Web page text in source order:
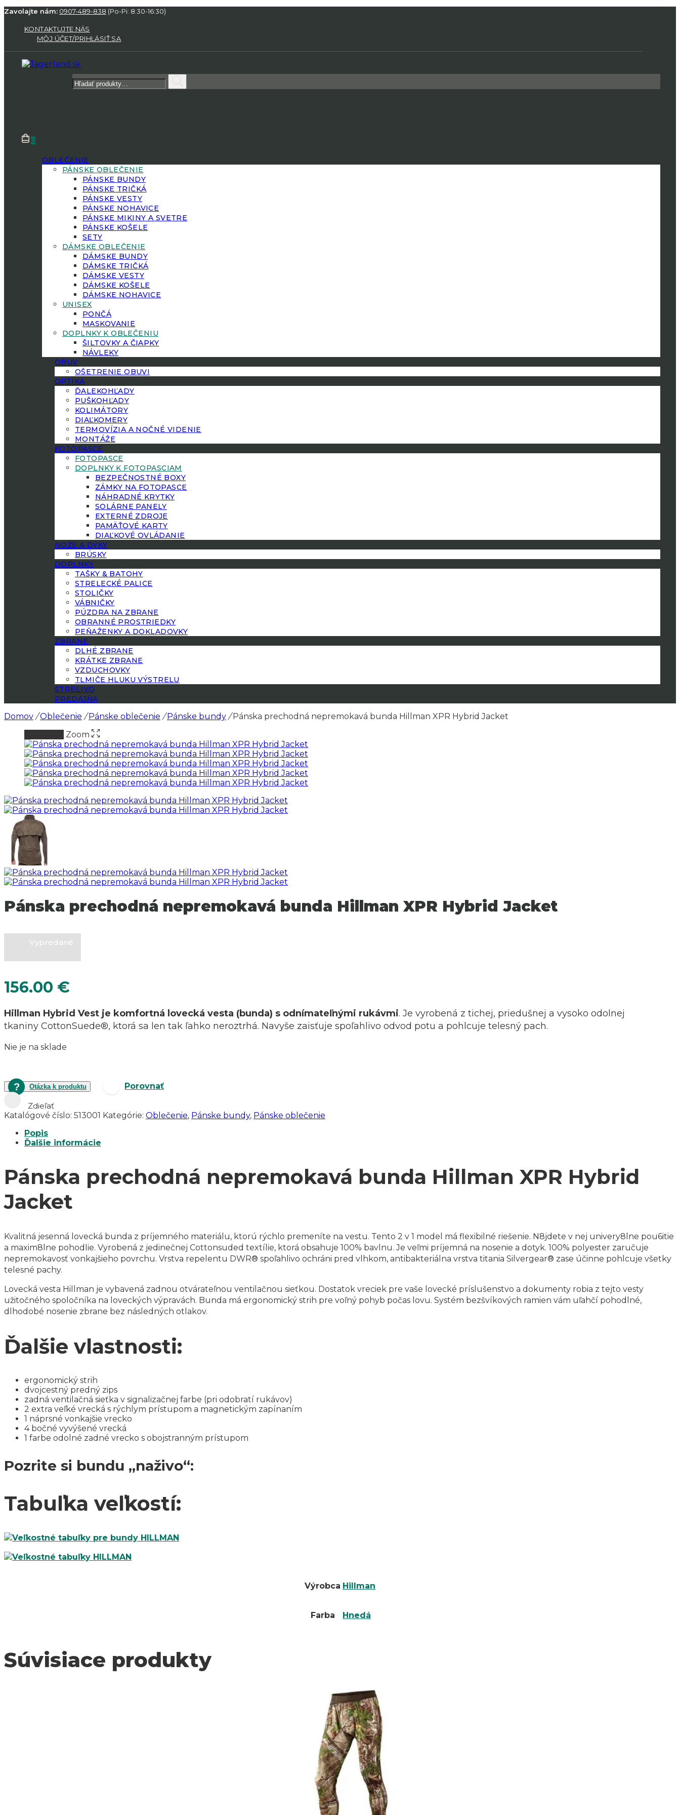
Zavolajte nám: 0907-489-838 (Po-Pi: 8:30-16:30)
KONTAKTUJTE NÁS
MÔJ ÚČET/PRIHLÁSIŤ SA
Hľadať:
0
OBLEČENIE
PÁNSKE OBLEČENIE
PÁNSKE BUNDY
PÁNSKE TRIČKÁ
PÁNSKE VESTY
PÁNSKE NOHAVICE
PÁNSKE MIKINY A SVETRE
PÁNSKE KOŠELE
SETY
DÁMSKE OBLEČENIE
DÁMSKE BUNDY
DÁMSKE TRIČKÁ
DÁMSKE VESTY
DÁMSKE KOŠELE
DÁMSKE NOHAVICE
UNISEX
PONČÁ
MASKOVANIE
DOPLNKY K OBLEČENIU
ŠILTOVKY A ČIAPKY
NÁVLEKY
OBUV
OŠETRENIE OBUVI
OPTIKA
ĎALEKOHĽADY
PUŠKOHĽADY
KOLIMÁTORY
DIAĽKOMERY
TERMOVÍZIA A NOČNÉ VIDENIE
MONTÁŽE
FOTOPASCE
FOTOPASCE
DOPLNKY K FOTOPASCIAM
BEZPEČNOSTNÉ BOXY
ZÁMKY NA FOTOPASCE
NÁHRADNÉ KRYTKY
SOLÁRNE PANELY
EXTERNÉ ZDROJE
PAMÄŤOVÉ KARTY
DIAĽKOVÉ OVLÁDANIE
NOŽE A DÝKY
BRÚSKY
DOPLNKY
TAŠKY & BATOHY
STRELECKÉ PALICE
STOLIČKY
VÁBNIČKY
PÚZDRA NA ZBRANE
OBRANNÉ PROSTRIEDKY
PEŇAŽENKY A DOKLADOVKY
ZBRANE
DLHÉ ZBRANE
KRÁTKE ZBRANE
VZDUCHOVKY
TLMIČE HLUKU VÝSTRELU
STRELIVO
PREDAJŇA
Domov / Oblečenie / Pánske oblečenie / Pánske bundy /Pánska prechodná nepremokavá bunda Hillman XPR Hybrid Jacket
Zoom
Pánska prechodná nepremokavá bunda Hillman XPR Hybrid Jacket
Vypredané
156.00 €
Hillman Hybrid Vest je komfortná lovecká vesta (bunda) s odnímateľnými rukávmi. Je vyrobená z tichej, priedušnej a vysoko odolnej
tkaniny CottonSuede®, ktorá sa len tak ľahko neroztrhá. Navyše zaisťuje spoľahlivo odvod potu a pohlcuje telesný pach.
Nie je na sklade
Otázka k produktu Porovnať
Zdieľať
Katalógové číslo: 513001 Kategórie: Oblečenie, Pánske bundy, Pánske oblečenie
Popis
Ďalšie informácie
Pánska prechodná nepremokavá bunda Hillman XPR Hybrid
Jacket
Kvalitná jesenná lovecká bunda z príjemného materiálu, ktorú rýchlo premeníte na vestu. Tento 2 v 1 model má flexibilné riešenie. N8jdete v nej univery8lne pou6itie
a maxim8lne pohodlie. Vyrobená z jedinečnej Cottonsuded textílie, ktorá obsahuje 100% bavlnu. Je veľmi príjemná na nosenie a dotyk. 100% polyester zaručuje
nepremokavosť vonkajšieho povrchu. Vrstva repelentu DWR® spoľahlivo ochráni pred vlhkom, antibakteriálna vrstva titania Silvergear® zase účinne pohlcuje všetky
telesné pachy.
Lovecká vesta Hillman je vybavená zadnou otvárateľnou ventilačnou sieťkou. Dostatok vreciek pre vaše lovecké príslušenstvo a dokumenty robia z tejto vesty
užitočného spoločníka na loveckých výpravách. Bunda má ergonomický strih pre voľný pohyb počas lovu. Systém bezšvíkových ramien vám uľahčí pohodlné,
dlhodobé nosenie zbrane bez následných otlakov.
Ďalšie vlastnosti:
ergonomický strih
dvojcestný predný zips
zadná ventilačná sieťka v signalizačnej farbe (pri odobratí rukávov)
2 extra veľké vrecká s rýchlym prístupom a magnetickým zapínaním
1 náprsné vonkajšie vrecko
4 bočné vyvýšené vrecká
1 farbe odolné zadné vrecko s obojstranným prístupom
Pozrite si bundu „naživo“:
Tabuľka veľkostí:
Výrobca Hillman
Farba Hnedá
Súvisiace produkty